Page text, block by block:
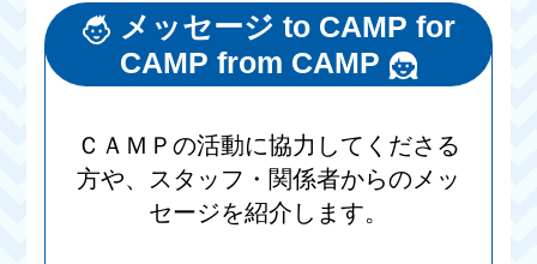
メッセージ to CAMP for
CAMP from CAMP
ＣＡＭＰの活動に協力してくださる
方や、スタッフ・関係者からのメッ
セージを紹介します。